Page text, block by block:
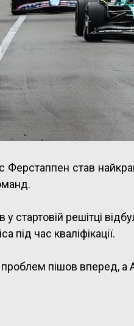
Ферстаппен став
стартовій решітці
під час кваліфікації.
проблем пішов вперед,